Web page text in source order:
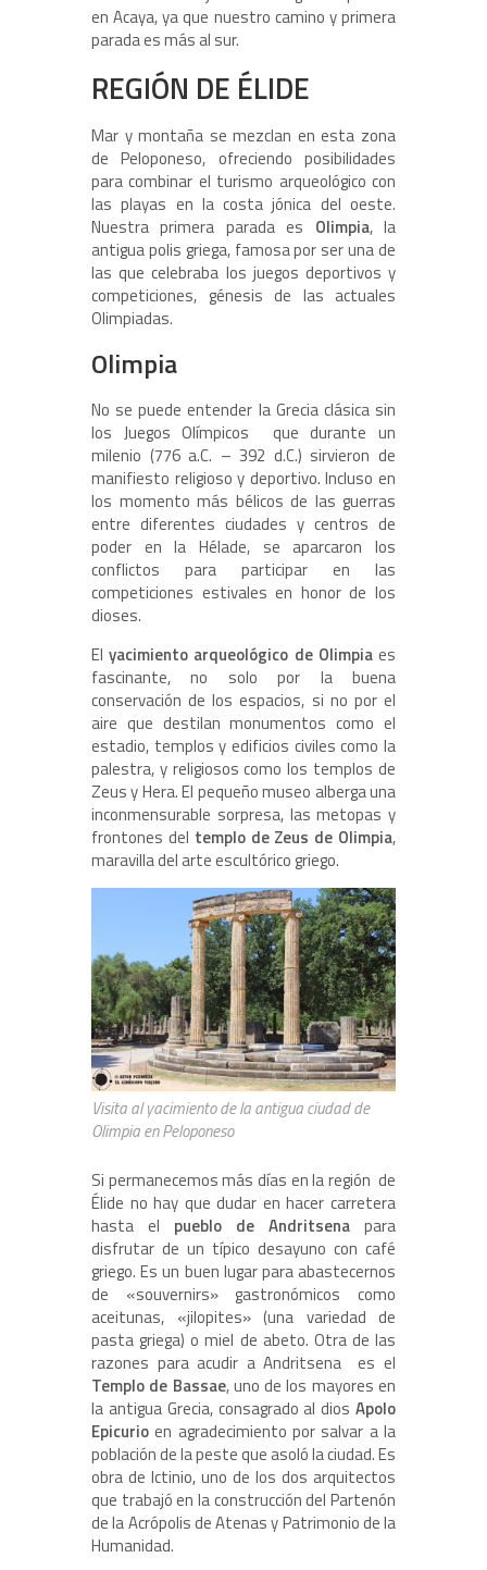
en Acaya, ya que nuestro camino y primera
parada es más al sur.
REGIÓN DE ÉLIDE
Mar y montaña se mezclan en esta zona
de Peloponeso, ofreciendo posibilidades
para combinar el turismo arqueológico con
las playas en la costa jónica del oeste.
Nuestra primera parada es Olimpia, la
antigua polis griega, famosa por ser una de
las que celebraba los juegos deportivos y
competiciones, génesis de las actuales
Olimpiadas.
Olimpia
No se puede entender la Grecia clásica sin
los Juegos Olímpicos que durante un
milenio (776 a.C. – 392 d.C.) sirvieron de
manifiesto religioso y deportivo. Incluso en
los momento más bélicos de las guerras
entre diferentes ciudades y centros de
poder en la Hélade, se aparcaron los
conflictos para participar en las
competiciones estivales en honor de los
dioses.
Elyacimiento arqueológico de Olimpiaes
fascinante, no solo por la buena
conservación de los espacios, si no por el
aire que destilan monumentos como el
estadio, templos y edificios civiles como la
palestra, y religiosos como los templos de
Zeus y Hera. El pequeño museo alberga una
inconmensurable sorpresa, las metopas y
frontones del templo de Zeus de Olimpia,
maravilla del arte escultórico griego.
Visita al yacimiento de la antigua ciudad de
Olimpia en Peloponeso
Si permanecemos más días en la región de
Élide no hay que dudar en hacer carretera
hasta el pueblo de Andritsena para
disfrutar de un típico desayuno con café
griego. Es un buen lugar para abastecernos
de «souvernirs» gastronómicos como
aceitunas, «jilopites» (una variedad de
pasta griega) o miel de abeto. Otra de las
razones para acudir a Andritsena es el
Templo de Bassae, uno de los mayores en
la antigua Grecia, consagrado al dios Apolo
Epicurio en agradecimiento por salvar a la
población de la peste que asoló la ciudad. Es
obra de Ictinio, uno de los dos arquitectos
que trabajó en la construcción del Partenón
de la Acrópolis de Atenas y Patrimonio de la
Humanidad.